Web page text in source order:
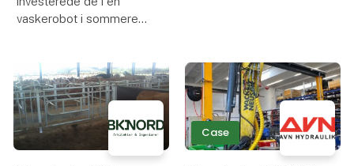
vaskerobot i sommeren
vurdere, hvad de synes
om den nye medhjælper
i hverdagen.
Driftsleder Rasmus
Møller udtaler omk
Case